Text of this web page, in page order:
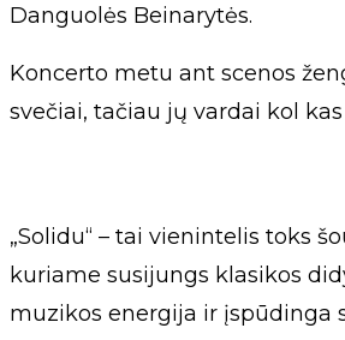
Danguolės Beinarytės.
Koncerto metu ant scenos
svečiai, tačiau jų vardai kol
„Solidu“ – tai vienintelis toks
kuriame susijungs klasikos
muzikos energija ir įspūdinga